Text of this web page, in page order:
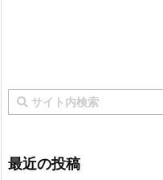
最近の投稿